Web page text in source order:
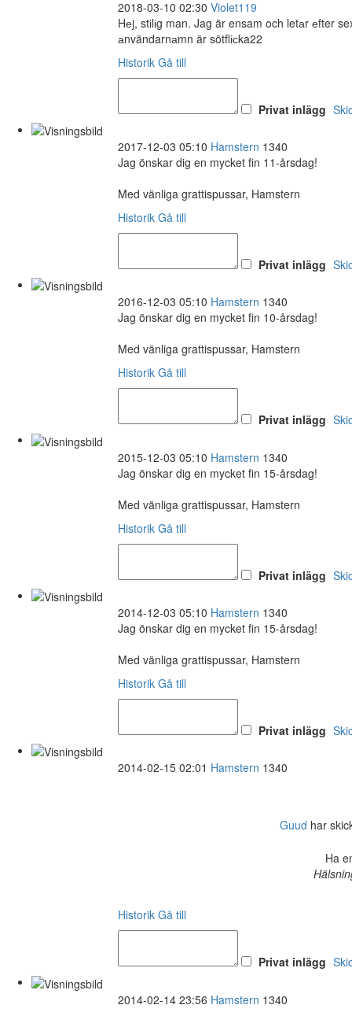
2018-03-10 02:30 Violet119
Hеj, stіlіg man. Jag är ensam och letаr еfter
аnvändarnаmn är sötflісka22
Historik Gå till
Privat inlägg
2017-12-03 05:10 Hamstern 1340
Jag önskar dig en mycket fin 11-årsdag!
Med vänliga grattispussar, Hamstern
Historik Gå till
Privat inlägg
2016-12-03 05:10 Hamstern 1340
Jag önskar dig en mycket fin 10-årsdag!
Med vänliga grattispussar, Hamstern
Historik Gå till
Privat inlägg
2015-12-03 05:10 Hamstern 1340
Jag önskar dig en mycket fin 15-årsdag!
Med vänliga grattispussar, Hamstern
Historik Gå till
Privat inlägg
2014-12-03 05:10 Hamstern 1340
Jag önskar dig en mycket fin 15-årsdag!
Med vänliga grattispussar, Hamstern
Historik Gå till
Privat inlägg
2014-02-15 02:01 Hamstern 1340
Guud har
Ha
Historik Gå till
Privat inlägg
2014-02-14 23:56 Hamstern 1340